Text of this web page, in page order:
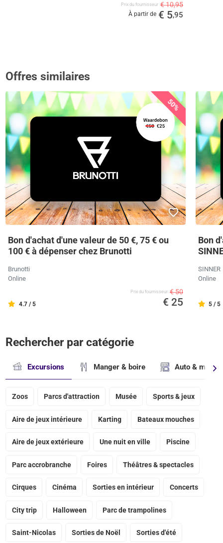
Prix ​​du fournisseur € 10,95
À partir de € 5,95
Offres similaires
50%
Bon d'achat d'une valeur de 50 €, 75 € ou
100 € à dépenser chez Brunotti
Brunotti
Online
4.7 / 5
Prix ​​du fournisseur € 50
€ 25
Bon
SINNER
Online
5 / 5
Rechercher par catégorie
Excursions Manger & boire Auto &
Zoos Parcs d'attraction Musée Sports & jeux
Aire de jeux intérieure Karting Bateaux mouches
Aire de jeux extérieure Une nuit en ville Piscine
Parc accrobranche Foires Théâtres & spectacles
Cirques Cinéma Sorties en intérieur Concerts
City trip Halloween Parc de trampolines
Saint-Nicolas Sorties de Noël Sorties d'été